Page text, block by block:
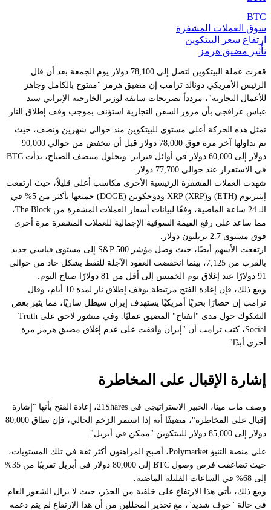
BTC
سوق العملات المشفرة
ارتفاع سعر البيتكوين
تأثير مضيق هرمز
قفزت عملة البيتكوين لتصل إلى 78,100 دولار يوم الجمعة بعد أن قال
الرئيس الأمريكي دونالد ترامب إن مضيق هرمز "مفتوح بالكامل وجاهز
للأعمال التجارية"، مردداً تصريحات سابقة لوزير الخارجية الإيراني سيد
عباس عراقجي بأن مرور السفن التجارية استؤنف بموجب وقف إطلاق النار.
تمثل هذه الحركة أعلى مستوى للبيتكوين منذ حوالي شهرين ونصف، حيث
تم تداولها آخر مرة فوق 78,000 دولار قبل أن تنخفض من حوالي 90,000
دولار إلى 60,000 دولار في أوائل فبراير. وبحلول منتصف الصباح، بدأت BTC
في الاستقرار عند حوالي 77,700 دولار.
شهدت العملات المشفرة الرئيسية الأخرى مكاسب أعلى قليلاً، حيث ارتفعت
إيثيريوم (ETH) وXRP (XRP) ودوجكوين (DOGE) جميعها بأكثر من 5% في
الـ 24 ساعة الماضية، وفقًا لبيانات أسعار العملات المشفرة من The Block،
مما ساعد على رفع القيمة السوقية الإجمالية للعملات المشفرة مرة أخرى
فوق مستوى 2.7 تريليون دولار.
ارتفعت الأسهم أيضًا، حيث وصل مؤشر S&P 500 إلى مستوى قياسي جديد
بالقرب من 7,125، بينما انخفضت العقود الآجلة للنفط بشكل حاد من حوالي
91 دولارًا عند إغلاق يوم الخميس إلى أقل من 81 دولارًا صباح اليوم.
ومع ذلك، فإن إعادة الفتح مرتبطة بوقف إطلاق نار لمدة 10 أيام، وقال
ترامب إن حصارًا بحريًا أمريكيًا يستهدف إيران سيظل ساريًا، مما يثير بعض
الشكوك حول مدى "انفتاح" المضيق عمليًا. وفي منشور لاحق على Truth
Social، كتب ترامب أن "إيران وافقت على عدم إغلاق مضيق هرمز مرة
أخرى أبدًا".
إشارة الإقبال على المخاطرة
وصف مات مينا، الخبير الاستراتيجي في 21Shares، إعادة الفتح بأنها "إشارة
إقبال على المخاطرة"، مضيفًا أنه إذا استمر الزخم الحالي، فإن نطاق 80,000
دولار إلى 85,000 دولار للبيتكوين "ممكن في أبريل".
على منصة التنبؤ Polymarket، أصبح المراهنون أكثر ثقة في تلك المستويات،
حيث تضاعفت فرص وصول BTC إلى 80,000 دولار في أبريل تقريبًا من 35%
إلى 68% في الساعات القليلة الماضية.
ومع ذلك، يأتي هذا الارتفاع على خلفية من الحذر، حيث لا يزال الشعور العام
في حالة "خوف شديد"، مع تحذير المحللين من أن هذا الارتفاع لم يتم دعمه